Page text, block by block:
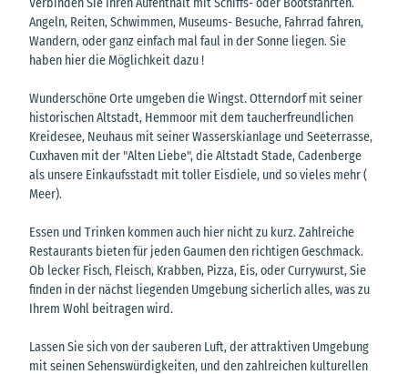
Verbinden Sie Ihren Aufenthalt mit Schiffs- oder Bootsfahrten.
Angeln, Reiten, Schwimmen, Museums- Besuche, Fahrrad fahren,
Wandern, oder ganz einfach mal faul in der Sonne liegen. Sie
haben hier die Möglichkeit dazu !
Wunderschöne Orte umgeben die Wingst. Otterndorf mit seiner
historischen Altstadt, Hemmoor mit dem taucherfreundlichen
Kreidesee, Neuhaus mit seiner Wasserskianlage und Seeterrasse,
Cuxhaven mit der "Alten Liebe", die Altstadt Stade, Cadenberge
als unsere Einkaufsstadt mit toller Eisdiele, und so vieles mehr (
Meer).
Essen und Trinken kommen auch hier nicht zu kurz. Zahlreiche
Restaurants bieten für jeden Gaumen den richtigen Geschmack.
Ob lecker Fisch, Fleisch, Krabben, Pizza, Eis, oder Currywurst, Sie
finden in der nächst liegenden Umgebung sicherlich alles, was zu
Ihrem Wohl beitragen wird.
Lassen Sie sich von der sauberen Luft, der attraktiven Umgebung
mit seinen Sehenswürdigkeiten, und den zahlreichen kulturellen